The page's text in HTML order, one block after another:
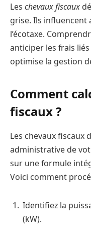
Les chevaux fiscaux
grise. Ils influencent
l’écotaxe.
anticiper les frais
optimise la gestion
Comment
fiscaux ?
Les chevaux fiscaux
administrative de
sur une formule
Voici comment
Identifiez la
(kW).